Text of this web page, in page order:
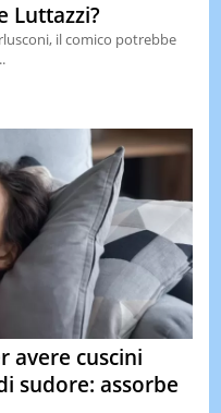
Luttazzi?
il comico potrebbe
avere cuscini
sudore: assorbe